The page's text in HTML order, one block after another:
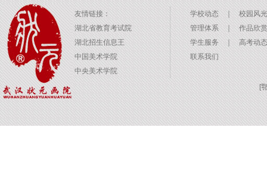
友情链接：
湖北省教育考试院
湖北招生信息王
中国美术学院
中央美术学院
学校动态 ｜
校园风光
管理体系
｜ 作品欣赏
学生服务
｜ 高考动态
联系我们
[